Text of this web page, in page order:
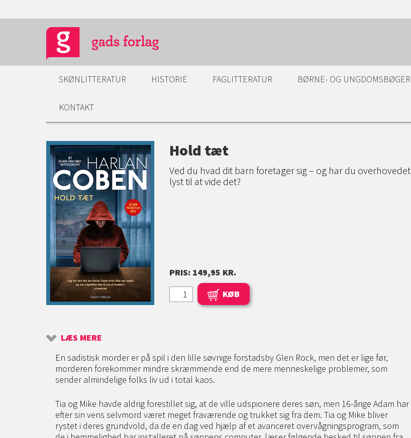
SKØNLITTERATUR HISTORIE FAGLITTERATUR BØRNE- OG UNGDOMSBØGER
KONTAKT
Hold tæt
Ved du hvad dit barn foretager sig – og har du overhovedet
lyst til at vide det?
PRIS: 149,95 KR.
KØB
LÆS MERE
En sadistisk morder er på spil i den lille søvnige forstadsby Glen Rock, men det er lige før,
morderen forekommer mindre skræmmende end de mere menneskelige problemer, som
sender almindelige folks liv ud i total kaos.
Tia og Mike havde aldrig forestillet sig, at de ville udspionere deres søn, men 16-årige Adam har
efter sin vens selvmord været meget fraværende og trukket sig fra dem. Tia og Mike bliver
rystet i deres grundvold, da de en dag ved hjælp af et avanceret overvågningsprogram, som